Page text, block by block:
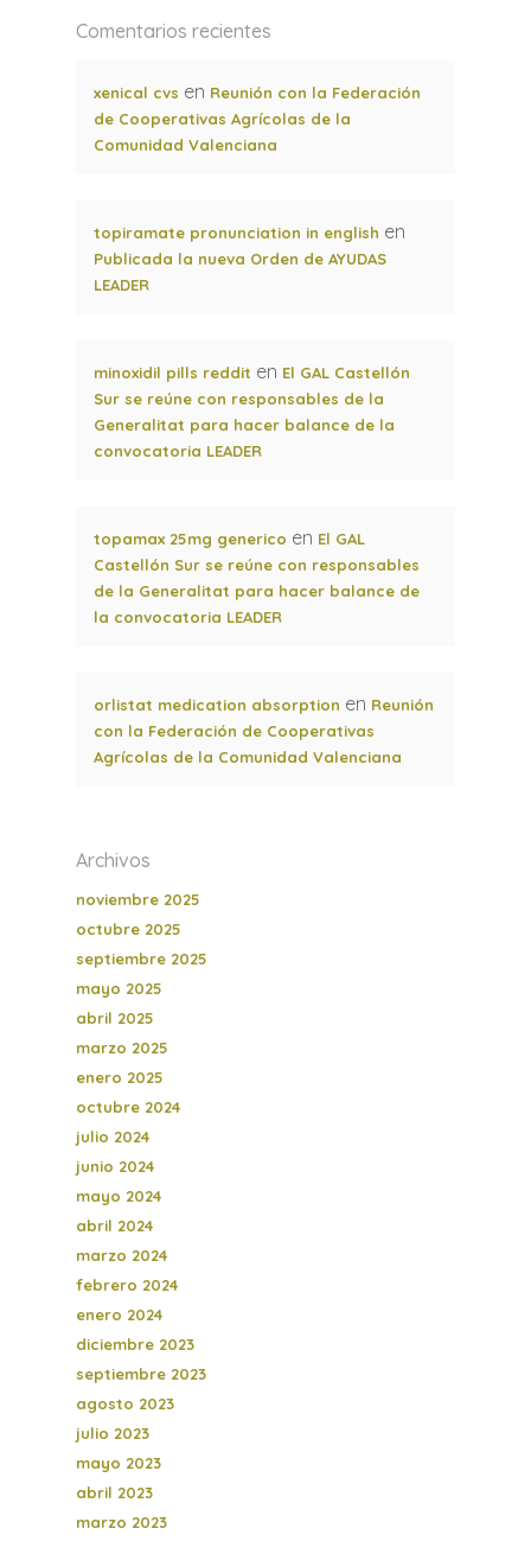
Comentarios recientes
xenical cvs en Reunión con la Federación
de Cooperativas Agrícolas de la
Comunidad Valenciana
topiramate pronunciation in english en
Publicada la nueva Orden de AYUDAS
LEADER
minoxidil pills reddit en El GAL Castellón
Sur se reúne con responsables de la
Generalitat para hacer balance de la
convocatoria LEADER
topamax 25mg generico en El GAL
Castellón Sur se reúne con responsables
de la Generalitat para hacer balance de
la convocatoria LEADER
orlistat medication absorption en Reunión
con la Federación de Cooperativas
Agrícolas de la Comunidad Valenciana
Archivos
noviembre 2025
octubre 2025
septiembre 2025
mayo 2025
abril 2025
marzo 2025
enero 2025
octubre 2024
julio 2024
junio 2024
mayo 2024
abril 2024
marzo 2024
febrero 2024
enero 2024
diciembre 2023
septiembre 2023
agosto 2023
julio 2023
mayo 2023
abril 2023
marzo 2023